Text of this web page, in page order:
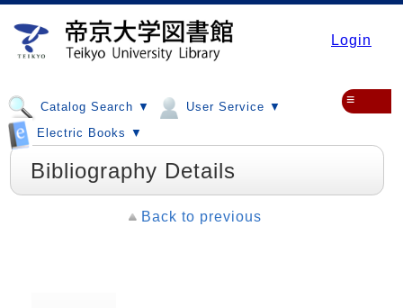
Login
Catalog Search ▼
User Service ▼
Electric Books ▼
≡
Bibliography Details
Back to previous